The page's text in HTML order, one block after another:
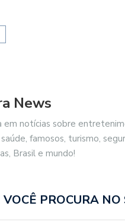
News
em notícias sobre
famosos, turismo,
Brasil e mundo!
VOCÊ PROCURA NO